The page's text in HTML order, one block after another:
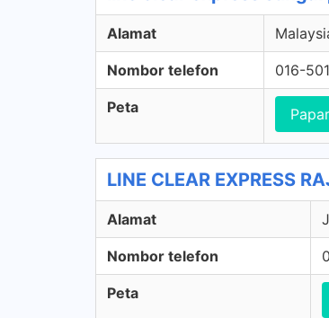
Alamat
Nombor telefon 016-
Peta
LINE CLEAR EXPRESS
Alamat
Nombor telefon
Peta